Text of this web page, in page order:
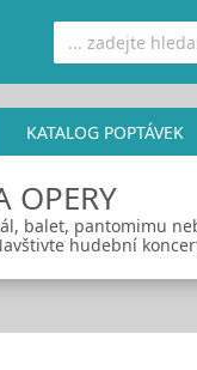
KATALOG POPTÁVEK
OPERY
balet, pantomimu
hudební